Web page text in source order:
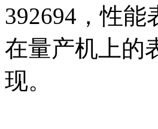
392694，性
在量产机上的
现。